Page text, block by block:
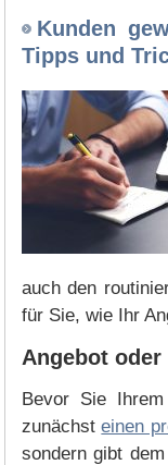
Kunden
Tipps und
auch den
für Sie, wie Ihr
Angebot
Bevor Sie
zunächsteinen
sondern gibt